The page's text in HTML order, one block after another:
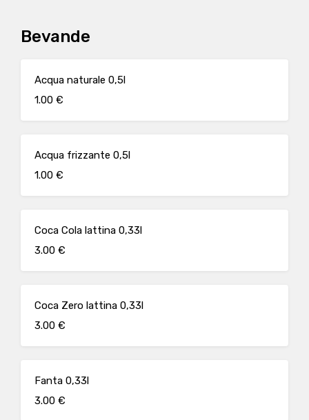
Bevande
Acqua naturale 0,5l
1.00 €
Acqua frizzante 0,5l
1.00 €
Coca Cola lattina 0,33l
3.00 €
Coca Zero lattina 0,33l
3.00 €
Fanta 0,33l
3.00 €